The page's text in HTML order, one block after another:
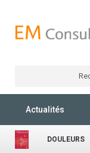
Actualités
DOULEURS